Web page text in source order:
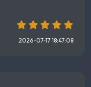
2026-07-17 18:47:08